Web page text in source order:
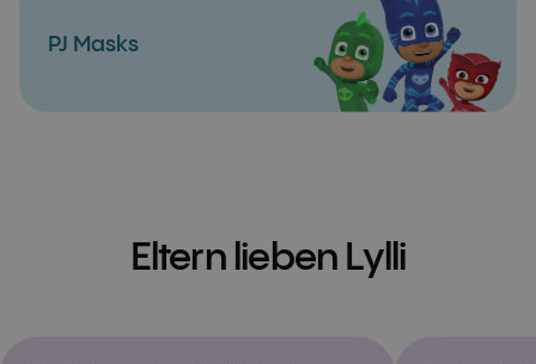
PJ Masks
Eltern lieben Lylli